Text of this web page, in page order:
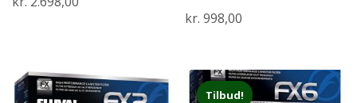
kr. 998,00
Tilbud!